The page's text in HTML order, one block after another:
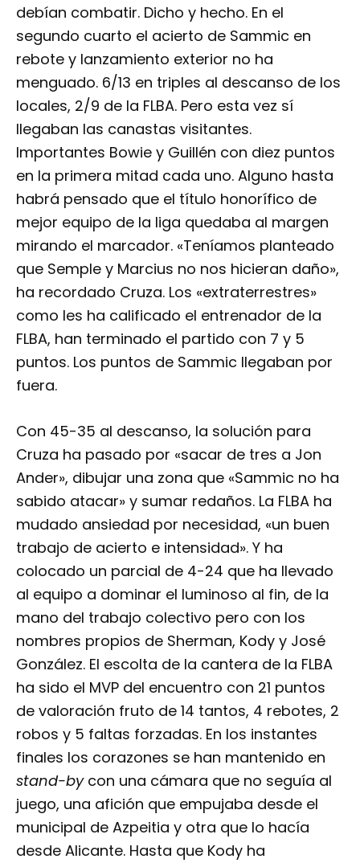
debían combatir. Dicho y hecho. En el
segundo cuarto el acierto de Sammic en
rebote y lanzamiento exterior no ha
menguado. 6/13 en triples al descanso de los
locales, 2/9 de la FLBA. Pero esta vez sí
llegaban las canastas visitantes.
Importantes Bowie y Guillén con diez puntos
en la primera mitad cada uno. Alguno hasta
habrá pensado que el título honorífico de
mejor equipo de la liga quedaba al margen
mirando el marcador. «Teníamos planteado
que Semple y Marcius no nos hicieran daño»,
ha recordado Cruza. Los «extraterrestres»
como les ha calificado el entrenador de la
FLBA, han terminado el partido con 7 y 5
puntos. Los puntos de Sammic llegaban por
fuera.
Con 45-35 al descanso, la solución para
Cruza ha pasado por «sacar de tres a Jon
Ander», dibujar una zona que «Sammic no ha
sabido atacar» y sumar redaños. La FLBA ha
mudado ansiedad por necesidad, «un buen
trabajo de acierto e intensidad». Y ha
colocado un parcial de 4-24 que ha llevado
al equipo a dominar el luminoso al fin, de la
mano del trabajo colectivo pero con los
nombres propios de Sherman, Kody y José
González. El escolta de la cantera de la FLBA
ha sido el MVP del encuentro con 21 puntos
de valoración fruto de 14 tantos, 4 rebotes, 2
robos y 5 faltas forzadas. En los instantes
finales los corazones se han mantenido en
stand-bycon una cámara que no seguía al
juego, una afición que empujaba desde el
municipal de Azpeitia y otra que lo hacía
desde Alicante. Hasta que Kody ha